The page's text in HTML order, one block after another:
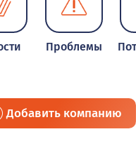
Проблемы
Добавить компанию